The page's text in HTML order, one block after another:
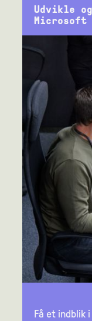
Udvikle
Microsoft
Få et indblik